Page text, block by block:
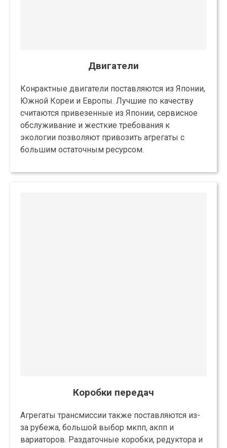
Двигатели
Конрактные двигатели поставляются из Японии,
Южной Кореи и Европы. Лучшие по качеству
считаются привезенные из Японии, сервисное
обслуживание и жесткие требования к
экологии позволяют привозить агрегаты с
большим остаточным ресурсом.
Коробки передач
Агрегаты трансмиссии также поставляются из-
за рубежа, большой выбор мкпп, акпп и
вариаторов. Раздаточные коробки, редуктора и